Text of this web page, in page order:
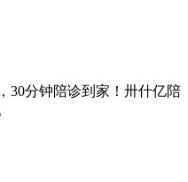
30分钟陪诊到家！卅什亿陪